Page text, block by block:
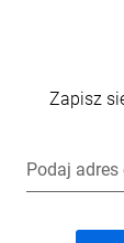
Zapisz
Podaj adres